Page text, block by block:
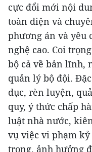
cực đổi mới nội
toàn diện và
phương án và yêu
nghệ cao. Coi
bộ cả về bản lĩnh,
quản lý bộ đội.
dục, rèn luyện,
quy, ý thức chấp
luật nhà nước,
vụ việc vi phạm
trọng, ảnh hưởng